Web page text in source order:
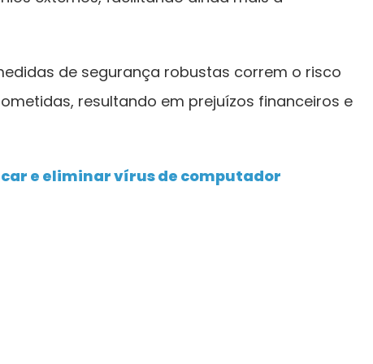
de segurança robustas correm o risco
resultando em prejuízos financeiros e
e eliminar vírus de computador